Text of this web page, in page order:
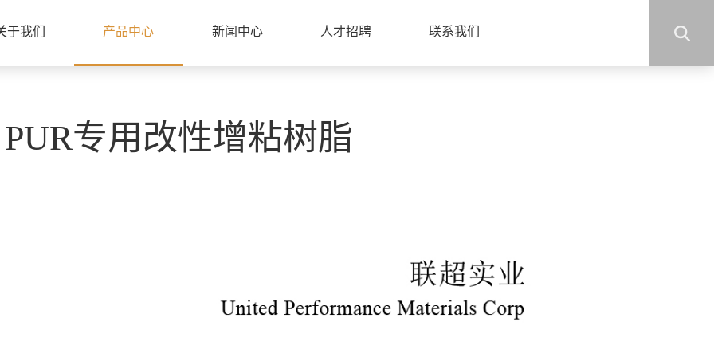
于我们 产品中心 新闻中心 人才招聘 联系我们
PUR专用改性增粘树脂